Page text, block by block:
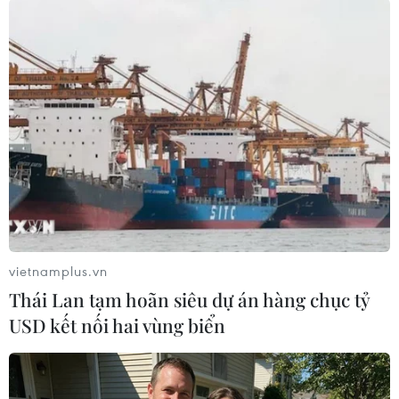
bản quyền điện ảnh hiệu quả]
Theo bà Thủy, khoảng 10 năm trước, các tên
miền .vn có thể dễ dàng bị xử lý, còn ngày nay,
chủ sở hữu các website lậu đã khôn khéo hơn
nhiều. Họ sử dụng tên miền có nguồn gốc từ
nước ngoài và có thể dễ dàng đổi tên miền khi
bị chặn.
Đó là lý do tại sao các website vi phạm bản
nhạc, bóng đá như xoilac, phimmoi… liên tục
phát sinh các địa chỉ mới, rất khó xử lý.
quyền Nội dung số, Cục Phát thanh truyền hình
vietnamplus.vn
Thái Lan tạm hoãn siêu dự án hàng chục tỷ
USD kết nối hai vùng biển